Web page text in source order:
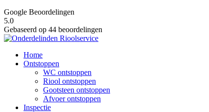
Google Beoordelingen
5.0
Gebaseerd op 44 beoordelingen
Home
Ontstoppen
WC ontstoppen
Riool ontstoppen
Gootsteen ontstoppen
Afvoer ontstoppen
Inspectie